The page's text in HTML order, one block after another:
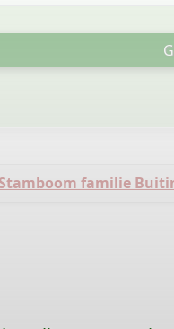
Stamboom familie